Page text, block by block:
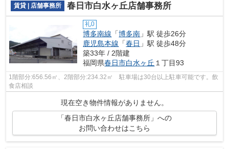
賃貸 | 店舗事務所 春日市白水ヶ丘店舗事務所
礼0
博多南線 「博多南 」駅 徒歩26分
鹿児島本線 「春日 」駅 徒歩48分
築33年 / 2階建
福岡県春日市白水ヶ丘 １丁目93
1階部分:656.56㎡、2階部分:234.32㎡ 駐車場は30台以上駐車可能です。飲
食店相談
現在空き物件情報がありません。
「春日市白水ヶ丘店舗事務所」への
お問い合わせはこちら